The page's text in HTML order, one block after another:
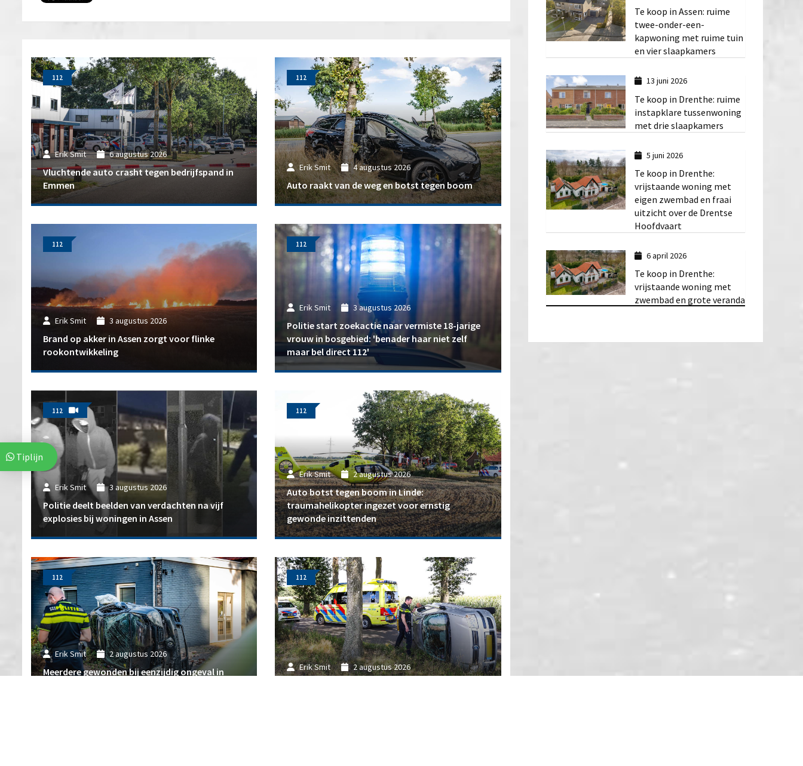
Erik Smit 6 augustus 2026
Vluchtende auto crasht tegen bedrijfspand in
Emmen
112
Erik Smit 4 augustus 2026
Auto raakt van de weg en botst tegen boom
112
Erik Smit 3 augustus 2026
Brand op akker in Assen zorgt voor flinke
rookontwikkeling
112
Erik Smit 3 augustus 2026
Politie start zoekactie naar vermiste 18-jarige
vrouw in bosgebied: 'benader haar niet zelf
maar bel direct 112'
112
Erik Smit 3 augustus 2026
Politie deelt beelden van verdachten na vijf
explosies bij woningen in Assen
112
Erik Smit 2 augustus 2026
Auto botst tegen boom in Linde:
traumahelikopter ingezet voor ernstig
gewonde inzittenden
112
Erik Smit 2 augustus 2026
Meerdere gewonden bij eenzijdig ongeval in
112
Erik Smit 2 augustus 2026
112
Te koop in Assen: ruime
twee-onder-een-
kapwoning met ruime tuin
en vier slaapkamers
13 juni 2026
Te koop in Drenthe: ruime
instapklare tussenwoning
met drie slaapkamers
5 juni 2026
Te koop in Drenthe:
vrijstaande woning met
eigen zwembad en fraai
uitzicht over de Drentse
Hoofdvaart
6 april 2026
Te koop in Drenthe:
vrijstaande woning met
zwembad en grote veranda
Tiplijn